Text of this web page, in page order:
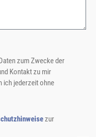
zum Zwecke der
Kontakt zu mir
ich jederzeit ohne
zur